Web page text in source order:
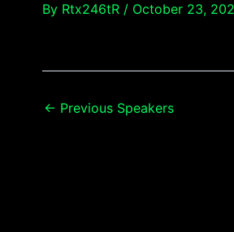
By Rtx246tR / October 23,
← Previous Speakers